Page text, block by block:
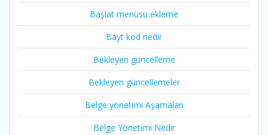
Başlat menüsü ekleme
Bayt kod nedir
Bekleyen güncelleme
Bekleyen güncellemeler
Belge yönetimi Aşamaları
Belge Yönetimi Nedir